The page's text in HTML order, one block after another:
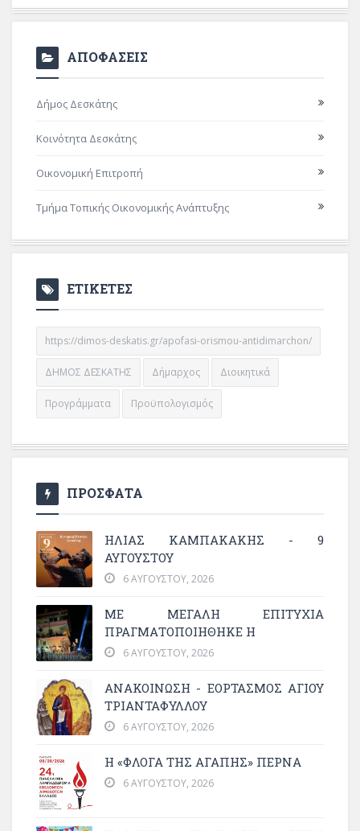
ΑΠΟΦΑΣΕΙΣ
Δήμος Δεσκάτης
Κοινότητα Δεσκάτης
Οικονομική Επιτροπή
Τμήμα Τοπικής Οικονομικής Ανάπτυξης
ΕΤΙΚΕΤΕΣ
https://dimos-deskatis.gr/apofasi-orismou-antidimarchon/
ΔΗΜΟΣ ΔΕΣΚΑΤΗΣ Δήμαρχος Διοικητικά
Προγράμματα Προϋπολογισμός
ΠΡΟΣΦΑΤΑ
ΗΛΙΑΣ ΚΑΜΠΑΚΑΚΗΣ - 9
ΑΥΓΟΥΣΤΟΥ
6 ΑΥΓΟΎΣΤΟΥ, 2026
ΜΕ ΜΕΓΆΛΗ ΕΠΙΤΥΧΊΑ
ΠΡΑΓΜΑΤΟΠΟΙΉΘΗΚΕ Η
6 ΑΥΓΟΎΣΤΟΥ, 2026
ΑΝΑΚΟΙΝΩΣΗ - ΕΟΡΤΑΣΜΟΣ ΑΓΙΟΥ
ΤΡΙΑΝΤΑΦΥΛΛΟΥ
6 ΑΥΓΟΎΣΤΟΥ, 2026
Η «ΦΛΌΓΑ ΤΗΣ ΑΓΆΠΗΣ» ΠΕΡΝΆ
6 ΑΥΓΟΎΣΤΟΥ, 2026